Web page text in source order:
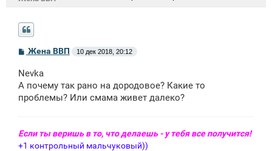
С
б
щ
н
Жена ВВП 10 дек 2018, 20:12
Nevka
А почему так рано на дородовое? Какие то
проблемы? Или смама живет далеко?
Если ты веришь в то, что делаешь - у тебя все получится!
+1 контрольный мальчуковый))